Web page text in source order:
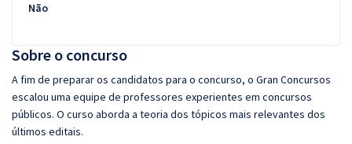
Sobre o concurso
A fim de preparar os candidatos para o concurso, o Gran Concursos
escalou uma equipe de professores experientes em concursos
públicos. O curso aborda a teoria dos tópicos mais relevantes dos
últimos editais.
Não